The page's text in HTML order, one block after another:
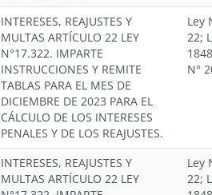
INTERESES, REAJUSTES Y
MULTAS ARTÍCULO 22 LEY
N°17.322. IMPARTE
INSTRUCCIONES Y REMITE
TABLAS PARA EL MES DE
DICIEMBRE DE 2023 PARA EL
CÁLCULO DE LOS INTERESES
PENALES Y DE LOS REAJUSTES.
Ley
22;
N°
INTERESES, REAJUSTES Y
MULTAS ARTÍCULO 22 LEY
Ley
22;